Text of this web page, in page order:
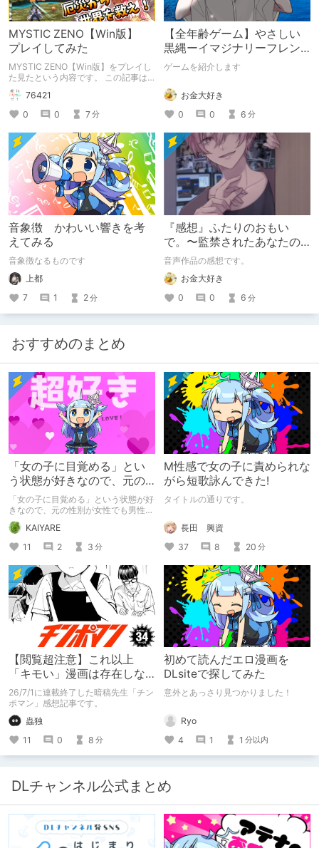
MYSTIC ZENO【Win版】
プレイしてみた
MYSTIC ZENO【Win版】をプレイし
た見たという内容です。 この記事は
通常のクリエイターズ記事です。
76421
0
0 7分
【全年齢ゲーム】やさしい
黒縄ーイマジナリーフレン
ドの「彼」と過ごすおぼん
ゲームを紹介します
お金大好き
0
0 6 分
音象徴 かわいい響きを考
えてみる
音象徴なるものです
上都
7
1 2分
『感想』ふたりのおもい
で。〜監禁されたあなたの
末路〜【がるまに限定特典
付き】
音声作品の感想です。
お金大好き
0
0 6 分
おすすめのまとめ
「女の子に目覚める」とい
う状態が好きなので、元の
性別が女性でも男性でも問
題ない話
「女の子に目覚める」という状態が好
きなので、元の性別が女性でも男性で
も問題ない話
KAIYARE
11
2 3 分
M性感で女の子に責められな
がら短歌詠んできた!
タイトルの通りです。
長田 興資
37
8 20 分
【閲覧超注意】これ以上
「キモい」漫画は存在しな
い？チンポマンとかいう
「魂の殺人」の完成形
26/7/1に連載終了した暗稿先生「チン
ポマン」感想記事です。
蟲独
11
0 8 分
初めて読んだエロ漫画を
DLsiteで探してみた
意外とあっさり見つかりました！
Ryo
4
1 1 分以内
DLチャンネル公式まとめ